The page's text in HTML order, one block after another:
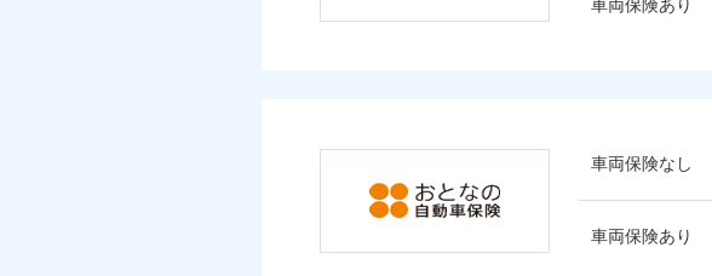
車両保険あり
車両保険なし
車両保険あり